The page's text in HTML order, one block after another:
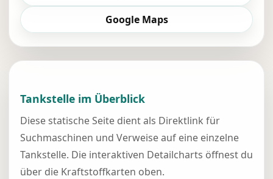
Google Maps
Tankstelle im Überblick
Diese statische Seite dient als Direktlink für
Suchmaschinen und Verweise auf eine einzelne
Tankstelle. Die interaktiven Detailcharts öffnest du
über die Kraftstoffkarten oben.